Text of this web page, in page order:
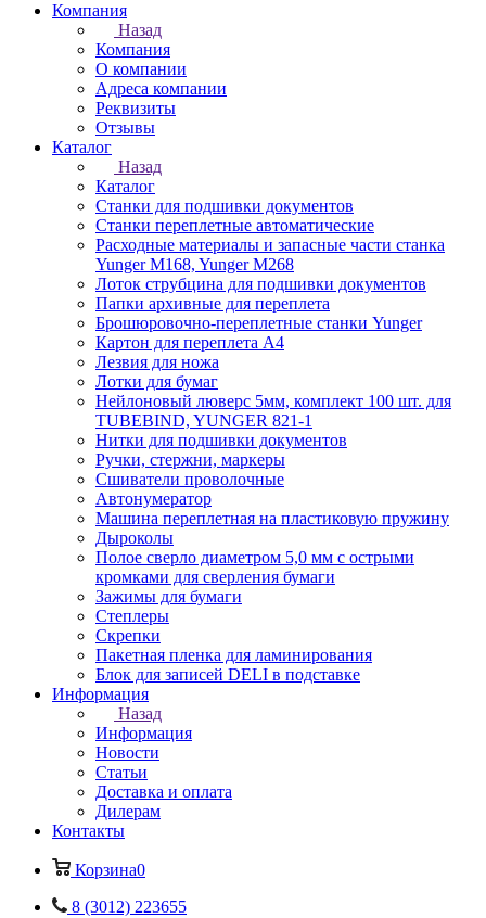
Компания
Назад
Компания
О компании
Адреса компании
Реквизиты
Отзывы
Каталог
Назад
Каталог
Станки для подшивки документов
Станки переплетные автоматические
Расходные материалы и запасные части станка
Yunger M168, Yunger M268
Лоток струбцина для подшивки документов
Папки архивные для переплета
Брошюровочно-переплетные станки Yunger
Картон для переплета А4
Лезвия для ножа
Лотки для бумаг
Нейлоновый люверс 5мм, комплект 100 шт. для
TUBEBIND, YUNGER 821-1
Нитки для подшивки документов
Ручки, стержни, маркеры
Сшиватели проволочные
Автонумератор
Машина переплетная на пластиковую пружину
Дыроколы
Полое сверло диаметром 5,0 мм с острыми
кромками для сверления бумаги
Зажимы для бумаги
Степлеры
Скрепки
Пакетная пленка для ламинирования
Блок для записей DELI в подставке
Информация
Назад
Информация
Новости
Статьи
Доставка и оплата
Дилерам
Контакты
Корзина0
8 (3012) 223655